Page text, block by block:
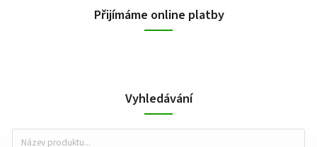
Přijímáme online platby
Vyhledávání